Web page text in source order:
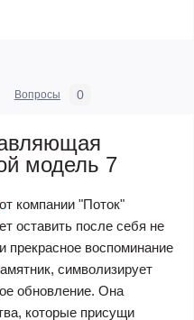
Вопросы 0
модель 7
от компании "Поток"
оставить после себя не
прекрасное воспоминание
символизирует
обновление. Она
которые присущи